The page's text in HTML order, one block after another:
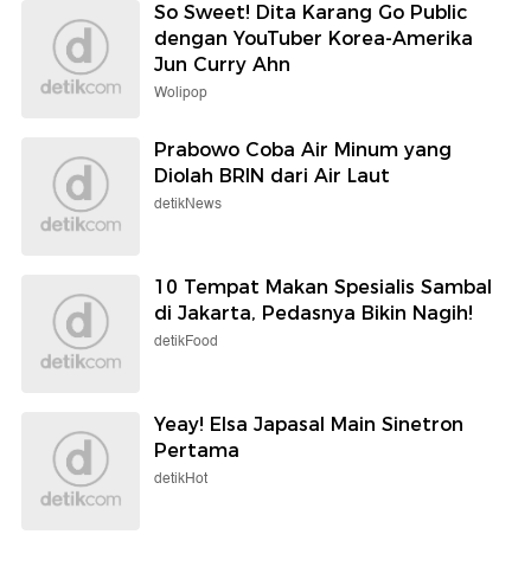
So Sweet! Dita Karang Go Public
dengan YouTuber Korea-Amerika
Jun Curry Ahn
Wolipop
Prabowo Coba Air Minum yang
Diolah BRIN dari Air Laut
detikNews
10 Tempat Makan Spesialis Sambal
di Jakarta, Pedasnya Bikin Nagih!
detikFood
Yeay! Elsa Japasal Main Sinetron
Pertama
detikHot